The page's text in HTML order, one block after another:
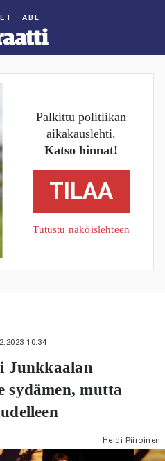
Palkittu politiikan
aikakauslehti.
Katso hinnat!
TILAA
Tutustu näköislehteen
10:34
Junkkaalan
sydämen, mutta
Heidi Piiroinen